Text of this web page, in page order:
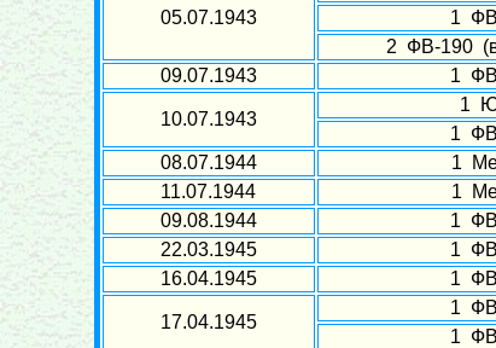
05.07.1943
1
2 ФВ-190 (в
09.07.1943
1
10.07.1943
1
1
08.07.1944
1
11.07.1944
1
09.08.1944
1
22.03.1945
1
16.04.1945
1
17.04.1945
1
1